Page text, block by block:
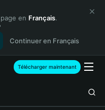
en Français.
Continuer en Français
Télécharger maintenant